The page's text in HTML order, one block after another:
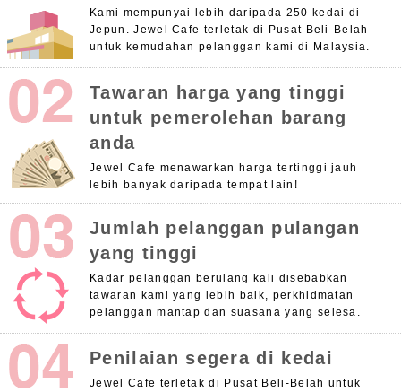
Kami mempunyai lebih daripada 250 kedai di
Jepun. Jewel Cafe terletak di Pusat Beli-Belah
untuk kemudahan pelanggan kami di Malaysia.
Tawaran harga yang tinggi
untuk pemerolehan barang
anda
Jewel Cafe menawarkan harga tertinggi jauh
lebih banyak daripada tempat lain!
Jumlah pelanggan pulangan
yang tinggi
Kadar pelanggan berulang kali disebabkan
tawaran kami yang lebih baik, perkhidmatan
pelanggan mantap dan suasana yang selesa.
Penilaian segera di kedai
Jewel Cafe terletak di Pusat Beli-Belah untuk